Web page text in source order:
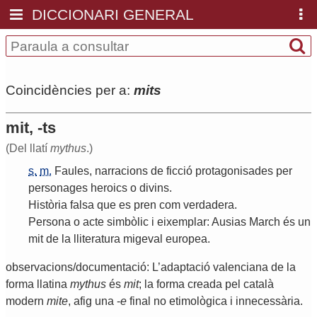
DICCIONARI GENERAL
Coincidències per a: mits
mit, -ts
(Del llatí mythus.)
s. m. Faules, narracions de ficció protagonisades per
personages heroics o divins.
Història falsa que es pren com verdadera.
Persona o acte simbòlic i eixemplar: Ausias March és un
mit de la lliteratura migeval europea.
observacions/documentació: L’adaptació valenciana de la
forma llatina mythus és mit; la forma creada pel català
modern mite, afig una -e final no etimològica i innecessària.